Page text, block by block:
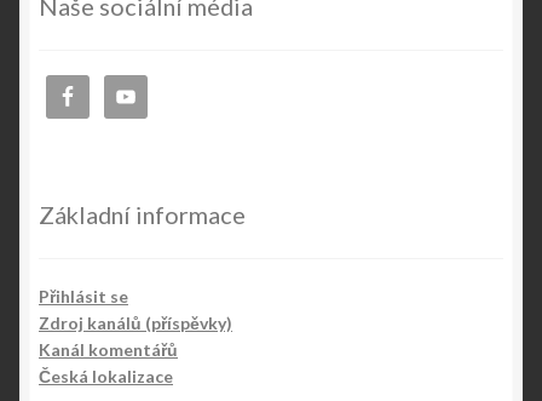
Naše sociální média
Základní informace
Přihlásit se
Zdroj kanálů (příspěvky)
Kanál komentářů
Česká lokalizace